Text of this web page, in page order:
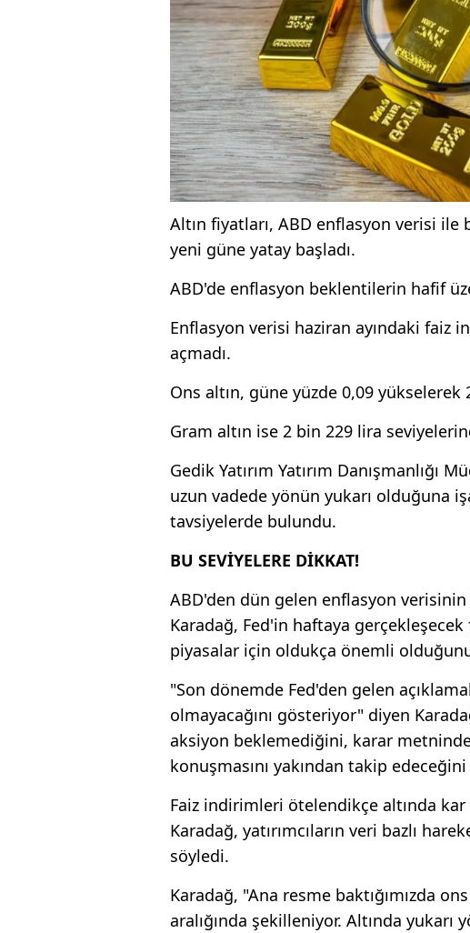
Altın fiyatları, ABD enflasyon verisi
yeni güne yatay başladı.
ABD'de enflasyon beklentilerin hafif
Enflasyon verisi haziran ayındaki
açmadı.
Ons altın, güne yüzde 0,09
Gram altın ise 2 bin 229 lira
Gedik Yatırım Yatırım Danışmanlığı
uzun vadede yönün yukarı olduğuna
tavsiyelerde bulundu.
BU SEVİYELERE DİKKAT!
ABD'den dün gelen enflasyon
Karadağ, Fed'in haftaya
piyasalar için oldukça önemli
"Son dönemde Fed'den gelen
olmayacağını gösteriyor" diyen
aksiyon beklemediğini, karar
konuşmasını yakından takip
Faiz indirimleri ötelendikçe altında kar
Karadağ, yatırımcıların veri bazlı
söyledi.
Karadağ, "Ana resme baktığımızda
aralığında şekilleniyor. Altında